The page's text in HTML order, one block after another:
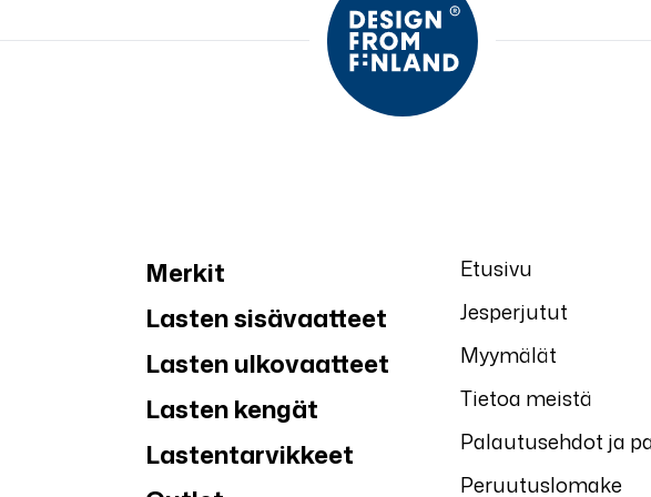
Merkit
Lasten sisävaatteet
Lasten ulkovaatteet
Lasten kengät
Lastentarvikkeet
Etusivu
Jesperjutut
Myymälät
Tietoa meistä
Palautusehdot ja
Peruutuslomake